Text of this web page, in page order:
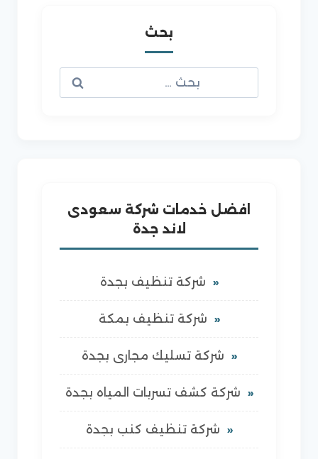
بحث
عن:
افضل خدمات شركة سعودى
لاند جدة
شركة تنظيف بجدة
شركة تنظيف بمكة
شركة تسليك مجارى بجدة
شركة كشف تسربات المياه بجدة
شركة تنظيف كنب بجدة